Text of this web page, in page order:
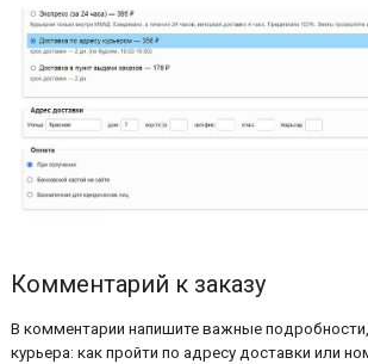
Комментарий к заказу
В комментарии напишите важные
курьера: как пройти по адресу доставки или